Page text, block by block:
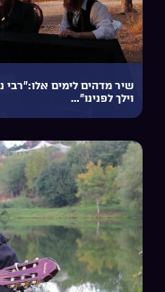
שיר מדהים לימים
וילך לפנינו”…